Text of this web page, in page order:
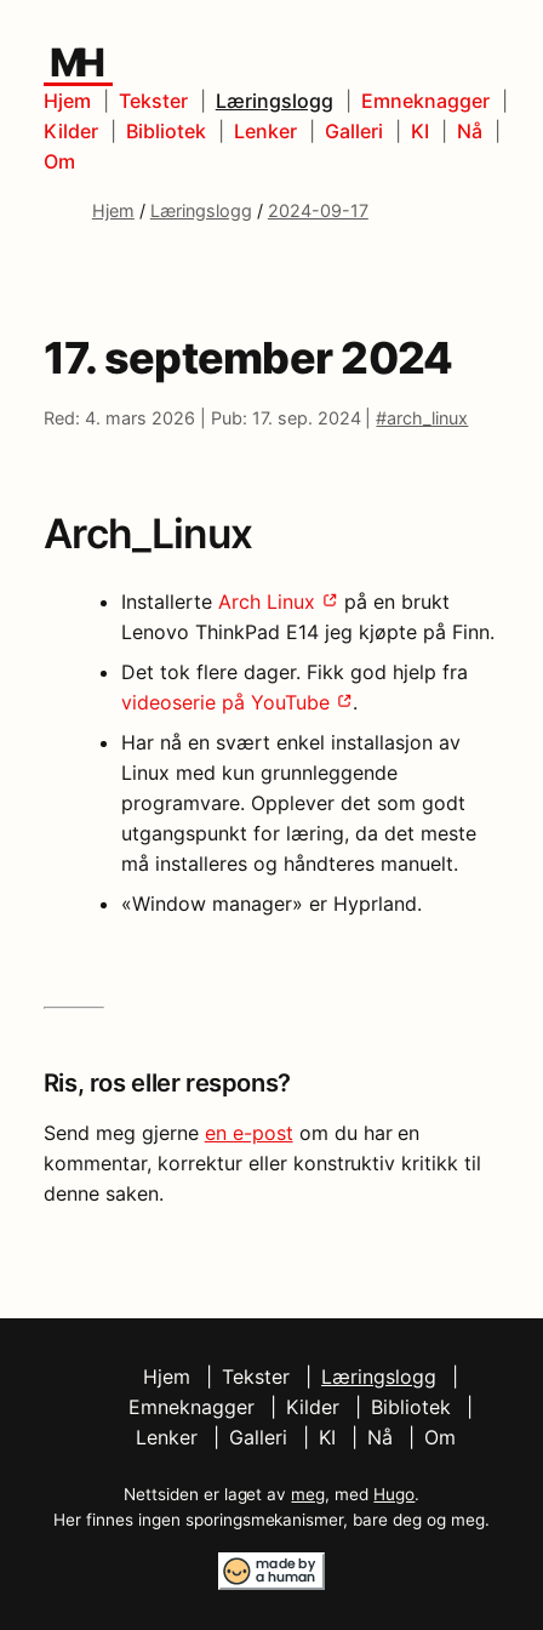
MH
Hjem Tekster Læringslogg
Emneknagger
Kilder
Bibliotek Lenker Galleri KI
Nå
Om
Hjem / Læringslogg / 2024-09-17
17. september 2024
Red: 4. mars 2026 | Pub: 17. sep. 2024 |#arch_linux
Arch_Linux
Installerte Arch Linux
på en brukt
Lenovo ThinkPad E14 jeg kjøpte på Finn.
Det tok flere dager. Fikk god hjelp fra
videoserie på YouTube
.
Har nå en svært enkel installasjon av
Linux med kun grunnleggende
programvare. Opplever det som godt
utgangspunkt for læring, da det meste
må installeres og håndteres manuelt.
«Window manager» er Hyprland.
Ris, ros eller respons?
Send meg gjerne en e-post om du har en
kommentar, korrektur eller konstruktiv kritikk til
denne saken.
Hjem Tekster
Læringslogg
Emneknagger
Kilder
Bibliotek
Lenker
Galleri KI Nå Om
Nettsiden er laget av meg, med Hugo.
Her finnes ingen sporingsmekanismer, bare deg og meg.